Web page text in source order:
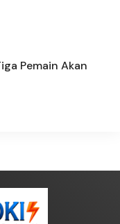
Pemain Akan